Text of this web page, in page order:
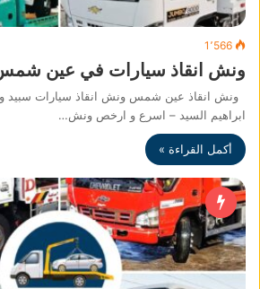
1٬566
ونش انقاذ سيارات في عين
ونش انقاذ عين شمس ونش انقاذ سيارات سبيد
ابراهيم السيد – اسرع و ارخص ونش…
أكمل القراءة »